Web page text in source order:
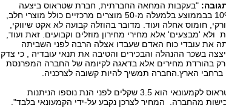
"בעקבות המחאה החברתית, חברת שטראוס ביצעה
הוזלות קבועות לכ-10% בבממוצע בלמעלה מ-50 מוצרים מרכזיים כולל מוצרי חלב,
חומוס אחלה ועוד. מדובר בהוזלה קבועה לא אקט שיווקי,
ולא 'מבצעים' אלא מחירי מחירון מוזלים וקבועים. זאת ועוד,
את עובדי כוח האדם שעבדו אצלה הרבה לפני השביתה
בשכר ההנהלה והבכירים והטיבה את תנאי עובדיה , כי צדק
בהורדת מחירים אלא בדאגה לקיומה של החברה המפרנסת
ברחבי הארץ.החברה תמשיך להיות קשובה לצרכניה.
"מחיר המוצר של שטראוס לקמעונאי הוא 3.5 שקלים לפני הנת נוספו הניתנות
מהחברה. המחיר לצרכן נקבע על-ידי הקמעונאי בלבד".